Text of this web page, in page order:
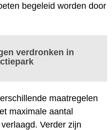
begeleid worden door
verdronken in
maatregelen
maximale aantal
Verder zijn